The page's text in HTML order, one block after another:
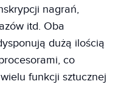
nagrań,
itd. Oba
dużą ilością
co
funkcji sztucznej